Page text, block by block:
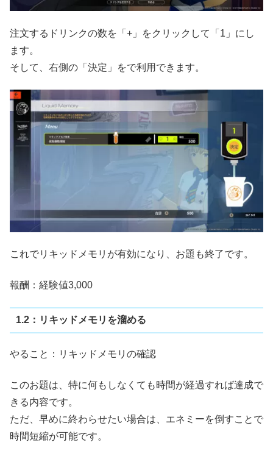
注文するドリンクの数を「+」をクリックして「1」にし
ます。
そして、右側の「決定」をで利用できます。
これでリキッドメモリが有効になり、お題も終了です。
報酬：経験値3,000
1.2：リキッドメモリを溜める
やること：リキッドメモリの確認
このお題は、特に何もしなくても時間が経過すれば達成で
きる内容です。
ただ、早めに終わらせたい場合は、エネミーを倒すことで
時間短縮が可能です。